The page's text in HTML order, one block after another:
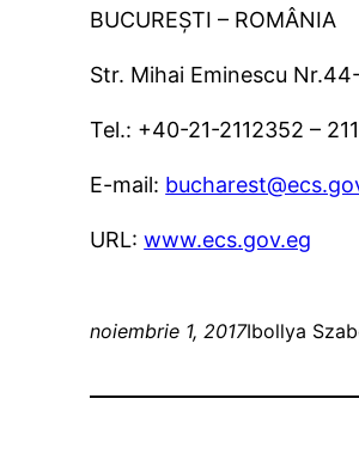
BUCUREŞTI – ROMÂNIA
Str. Mihai Eminescu
Tel.: +40-21-2112352 –
E-mail:
URL:www.ecs.gov.eg
noiembrie 1, 2017Ibollya